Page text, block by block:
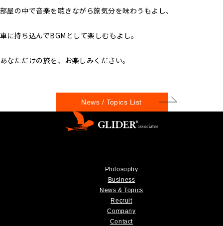
部屋の中で音楽を聴きながら旅気分を味わうもよし、
車に持ち込んでBGMとして楽しむもよし。
あなただけの旅を、お楽しみください。
News / Topics List
Philosophy
Business
News & Topics
Recruit
Company
Contact